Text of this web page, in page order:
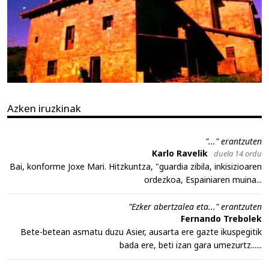
Azken iruzkinak
"..." erantzuten
Karlo Ravelik duela 14 ordu
Bai, konforme Joxe Mari. Hitzkuntza, "guardia zibila, inkisizioaren
ordezkoa, Espainiaren muina...
"Ezker abertzalea eta..." erantzuten
Fernando Trebolek
Bete-betean asmatu duzu Asier, ausarta ere gazte ikuspegitik
bada ere, beti izan gara umezurtz......